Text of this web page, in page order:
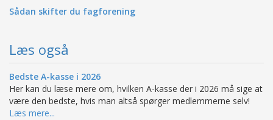
Sådan skifter du fagforening
Læs også
Bedste A-kasse i 2026
Her kan du læse mere om, hvilken A-kasse der i 2026 må sige at
være den bedste, hvis man altså spørger medlemmerne selv!
Læs mere...